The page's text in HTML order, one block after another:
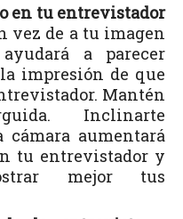
en tu entrevistador
vez de a tu imagen
a parecer
impresión de que
Mantén
Inclinarte
aumentará
tu entrevistador y
mejor tus